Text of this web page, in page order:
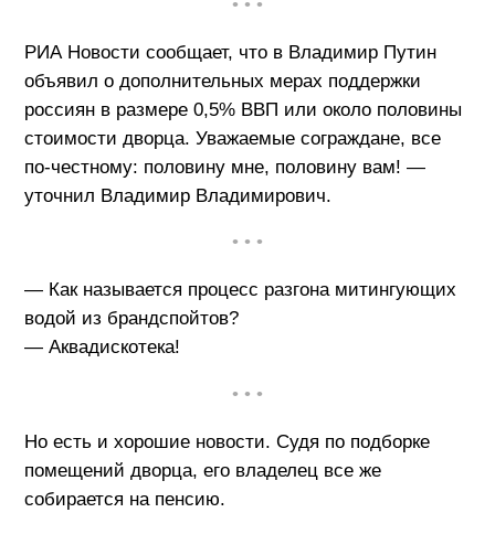
• • •
РИА Новости сообщает, что в Владимир Путин
объявил о дополнительных мерах поддержки
россиян в размере 0,5% ВВП или около половины
стоимости дворца. Уважаемые сограждане, все
по-честному: половину мне, половину вам! —
уточнил Владимир Владимирович.
• • •
— Как называется процесс разгона митингующих
водой из брандспойтов?
— Аквадискотека!
• • •
Но есть и хорошие новости. Судя по подборке
помещений дворца, его владелец все же
собирается на пенсию.